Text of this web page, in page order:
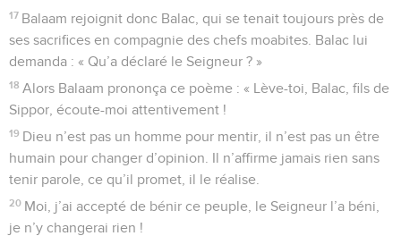
17 Balaam rejoignit donc Balac, qui se tenait toujours près de
ses sacrifices en compagnie des chefs moabites. Balac lui
demanda : « Qu’a déclaré le Seigneur ? »
18 Alors Balaam prononça ce poème : « Lève-toi, Balac, fils de
Sippor, écoute-moi attentivement !
19 Dieu n’est pas un homme pour mentir, il n’est pas un être
humain pour changer d’opinion. Il n’affirme jamais rien sans
tenir parole, ce qu’il promet, il le réalise.
20 Moi, j’ai accepté de bénir ce peuple, le Seigneur l’a béni,
je n’y changerai rien !